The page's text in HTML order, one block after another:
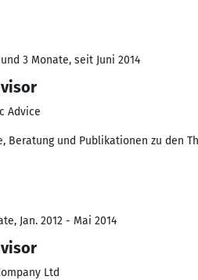
und 3 Monate, seit Juni 2014
Advice
Beratung und Publikationen zu den
Jan. 2012 - Mai 2014
Ltd